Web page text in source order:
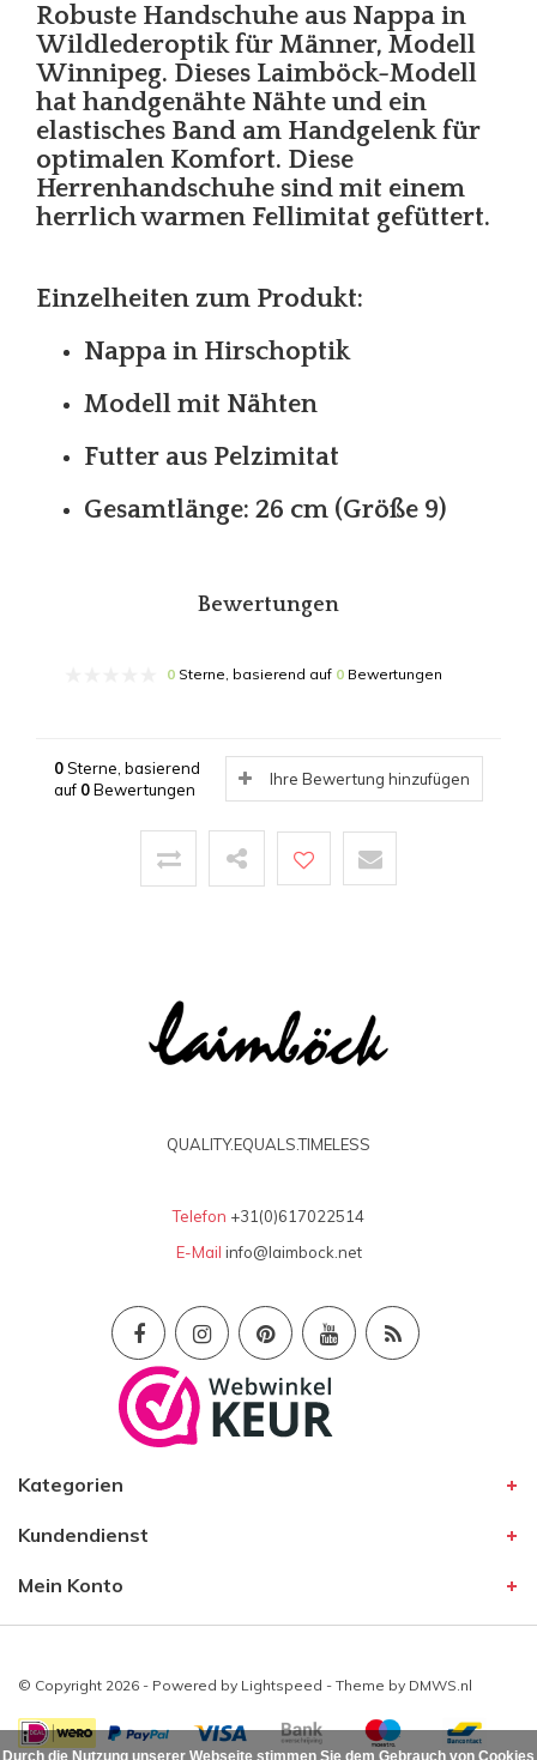
Robuste Handschuhe aus Nappa in
Wildlederoptik für Männer, Modell
Winnipeg. Dieses Laimböck-Modell
hat handgenähte Nähte und ein
elastisches Band am Handgelenk für
optimalen Komfort. Diese
Herrenhandschuhe sind mit einem
herrlich warmen Fellimitat gefüttert.
Einzelheiten zum Produkt:
Nappa in Hirschoptik
Modell mit Nähten
Futter aus Pelzimitat
Gesamtlänge: 26 cm (Größe 9)
Bewertungen
0 Sterne, basierend auf 0 Bewertungen
0Sterne, basierend
auf 0Bewertungen
Ihre Bewertung hinzufügen
QUALITY.EQUALS.TIMELESS
Telefon +31(0)617022514
E-Mail info@laimbock.net
Kategorien
Kundendienst
Mein Konto
© Copyright 2026 - Powered by Lightspeed - Theme by DMWS.nl
Durch die Nutzung unserer Webseite stimmen Sie dem Gebrauch von Cookies